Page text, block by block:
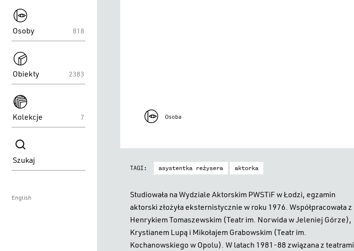
Osoby 818
Obiekty 2383
Kolekcje 7
Szukaj
English
Osoba
TAGI: asystentka reżysera aktorka
Studiowała na Wydziale Aktorskim PWSTiF w Łodzi, egzamin
aktorski złożyła eksternistycznie w roku 1976. Współpracowała z
Henrykiem Tomaszewskim (Teatr im. Norwida w Jeleniej Górze),
Krystianem Lupą i Mikołajem Grabowskim (Teatr im.
Kochanowskiego w Opolu). W latach 1981-88 związana z teatrami